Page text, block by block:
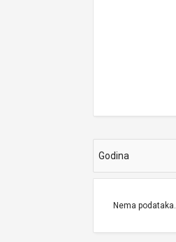
Godina
Nema podataka.